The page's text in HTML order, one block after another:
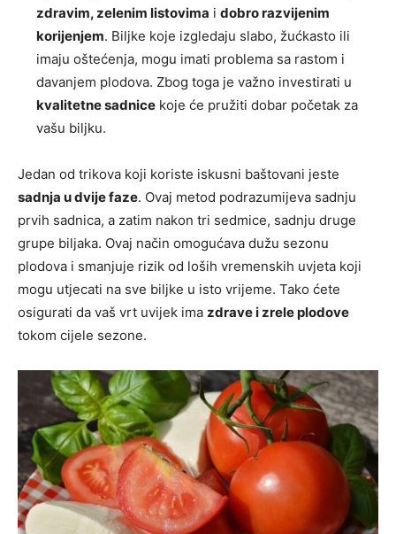
zdravim, zelenim listovima i dobro razvijenim
korijenjem. Biljke koje izgledaju slabo, žućkasto ili
imaju oštećenja, mogu imati problema sa rastom i
davanjem plodova. Zbog toga je važno investirati u
kvalitetne sadnice koje će pružiti dobar početak za
vašu biljku.
Jedan od trikova koji koriste iskusni baštovani jeste
sadnja u dvije faze. Ovaj metod podrazumijeva sadnju
prvih sadnica, a zatim nakon tri sedmice, sadnju druge
grupe biljaka. Ovaj način omogućava dužu sezonu
plodova i smanjuje rizik od loših vremenskih uvjeta koji
mogu utjecati na sve biljke u isto vrijeme. Tako ćete
osigurati da vaš vrt uvijek ima zdrave i zrele plodove
tokom cijele sezone.